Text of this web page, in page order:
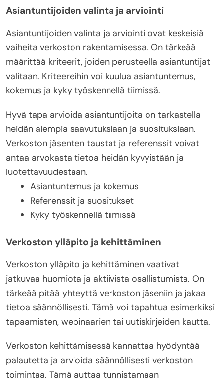
Asiantuntijoiden valinta ja arviointi
Asiantuntijoiden valinta ja arviointi ovat keskeisiä
vaiheita verkoston rakentamisessa. On tärkeää
määrittää kriteerit, joiden perusteella asiantuntijat
valitaan. Kriteereihin voi kuulua asiantuntemus,
kokemus ja kyky työskennellä tiimissä.
Hyvä tapa arvioida asiantuntijoita on tarkastella
heidän aiempia saavutuksiaan ja suosituksiaan.
Verkoston jäsenten taustat ja referenssit voivat
antaa arvokasta tietoa heidän kyvyistään ja
luotettavuudestaan.
Asiantuntemus ja kokemus
Referenssit ja suositukset
Kyky työskennellä tiimissä
Verkoston ylläpito ja kehittäminen
Verkoston ylläpito ja kehittäminen vaativat
jatkuvaa huomiota ja aktiivista osallistumista. On
tärkeää pitää yhteyttä verkoston jäseniin ja jakaa
tietoa säännöllisesti. Tämä voi tapahtua esimerkiksi
tapaamisten, webinaarien tai uutiskirjeiden kautta.
Verkoston kehittämisessä kannattaa hyödyntää
palautetta ja arvioida säännöllisesti verkoston
toimintaa. Tämä auttaa tunnistamaan